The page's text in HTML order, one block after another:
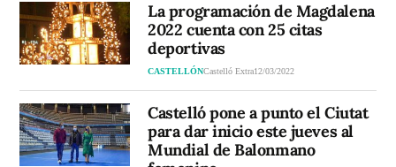
La programación de Magdalena
2022 cuenta con 25 citas
deportivas
CASTELLÓNCastelló Extra12/03/2022
Castelló pone a punto el Ciutat
para dar inicio este jueves al
Mundial de Balonmano